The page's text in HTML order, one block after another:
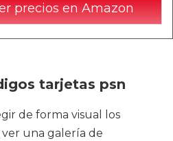
precios en Amazon
tarjetas psn
de forma visual los
una galería de